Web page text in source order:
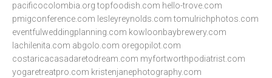
pacificocolombia.org topfoodish.com hello-trove.com
pmigconference.com lesleyreynolds.com tomulrichphotos.com
eventfulweddingplanning.com kowloonbaybrewery.com
lachilenita.com abgolo.com oregopilot.com
costaricacasadaretodream.com myfortworthpodiatrist.com
yogaretreatpro.com kristenjanephotography.com